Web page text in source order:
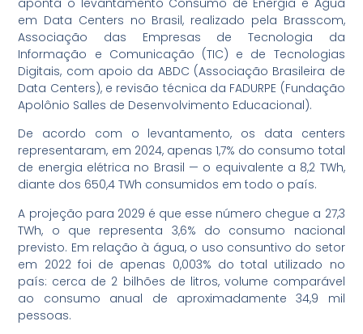
em Data Centers no Brasil, realizado pela Brasscom,
Associação das Empresas de Tecnologia da
Informação e Comunicação (TIC) e de Tecnologias
Digitais, com apoio da ABDC (Associação Brasileira de
Data Centers), e revisão técnica da FADURPE (Fundação
Apolônio Salles de Desenvolvimento Educacional).
De acordo com o levantamento, os data centers
representaram, em 2024, apenas 1,7% do consumo total
de energia elétrica no Brasil — o equivalente a 8,2 TWh,
diante dos 650,4 TWh consumidos em todo o país.
A projeção para 2029 é que esse número chegue a 27,3
TWh, o que representa 3,6% do consumo nacional
previsto. Em relação à água, o uso consuntivo do setor
em 2022 foi de apenas 0,003% do total utilizado no
país: cerca de 2 bilhões de litros, volume comparável
ao consumo anual de aproximadamente 34,9 mil
pessoas.